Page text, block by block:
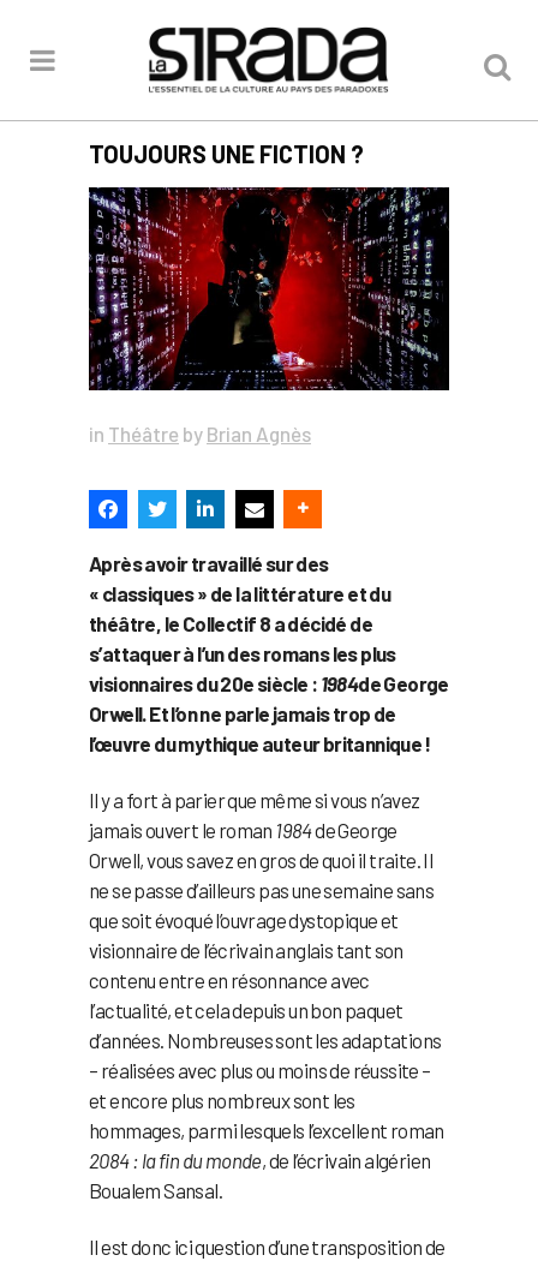
TOUJOURS UNE FICTION ?
in Théâtre by Brian Agnès
Après avoir travaillé sur des
« classiques » de la littérature et du
théâtre, le Collectif 8 a décidé de
s’attaquer à l’un des romans les plus
visionnaires du 20e siècle : 1984de George
Orwell. Et l’on ne parle jamais trop de
l’œuvre du mythique auteur britannique !
Il y a fort à parier que même si vous n’avez
jamais ouvert le roman 1984de George
Orwell, vous savez en gros de quoi il traite. Il
ne se passe d’ailleurs pas une semaine sans
que soit évoqué l’ouvrage dystopique et
visionnaire de l’écrivain anglais tant son
contenu entre en résonnance avec
l’actualité, et cela depuis un bon paquet
d’années. Nombreuses sont les adaptations
– réalisées avec plus ou moins de réussite –
et encore plus nombreux sont les
hommages, parmi lesquels l’excellent roman
2084 : la fin du monde, de l’écrivain algérien
Boualem Sansal.
Il est donc ici question d’une transposition de